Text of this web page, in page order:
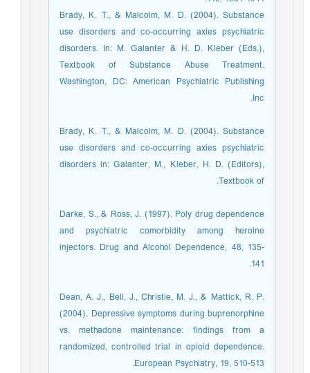
Brady, K. T., & Malcolm, M. D. (2004). Substance
use disorders and co-occurring axies psychiatric
disorders. In: M. Galanter & H. D. Kleber (Eds.),
Textbook of Substance Abuse Treatment.
Washington, DC: American Psychiatric Publishing
Inc.
Brady, K. T., & Malcolm, M. D. (2004). Substance
use disorders and co-occurring axies psychiatric
disorders in: Galanter, M., Kleber, H. D. (Editors),
Textbook of.
Darke, S., & Ross, J. (1997). Poly drug dependence
and psychiatric comorbidity among heroine
injectors. Drug and Alcohol Dependence, 48, 135-
141.
Dean, A. J., Bell, J., Christie, M. J., & Mattick, R. P.
(2004). Depressive symptoms during buprenorphine
vs. methadone maintenance: findings from a
randomized, controlled trial in opioid dependence.
European Psychiatry, 19, 510-513.